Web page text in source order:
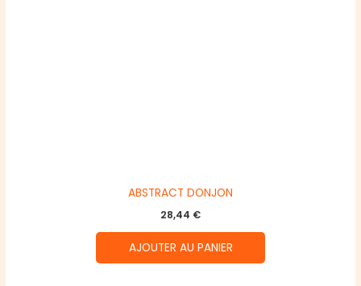
ABSTRACT DONJON
28,44 €
AJOUTER AU PANIER